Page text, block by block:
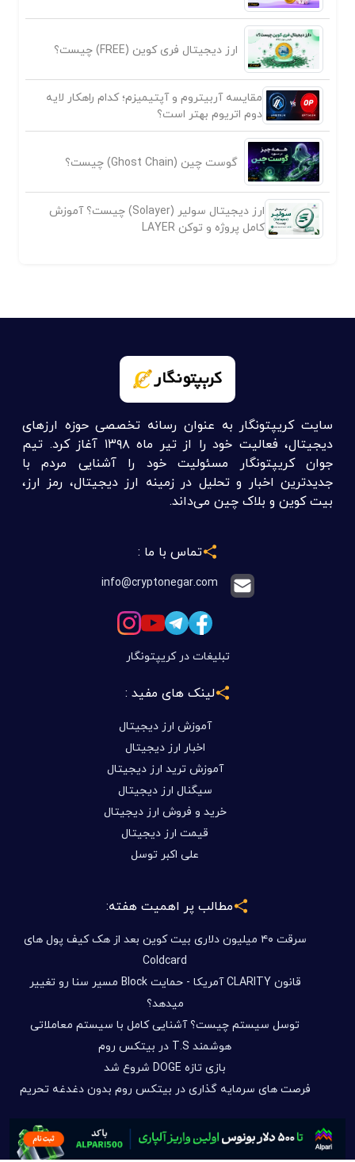
ارز دیجیتال فری کوین (FREE) چیست؟
مقایسه آربیتروم و آپتیمیزم؛ کدام راهکار لایه
دوم اتریوم بهتر است؟
گوست چین (Ghost Chain) چیست؟
ارز دیجیتال سولیر (Solayer) چیست؟ آموزش
کامل پروژه و توکن LAYER
سایت کریپتونگار به عنوان رسانه تخصصی حوزه ارزهای
دیجیتال، فعالیت خود را از تیر ماه ۱۳۹۸ آغاز کرد. تیم
جوان کریپتونگار مسئولیت خود را آشنایی مردم با
جدیدترین اخبار و تحلیل در زمینه ارز دیجیتال، رمز ارز،
بیت کوین و بلاک چین می‌داند.
تماس با ما :
info@cryptonegar.com
تبلیغات در کریپتونگار
لینک های مفید :
آموزش ارز دیجیتال
اخبار ارز دیجیتال
آموزش ترید ارز دیجیتال
سیگنال ارز دیجیتال
خرید و فروش ارز دیجیتال
قیمت ارز دیجیتال
علی اکبر توسل
مطالب پر اهمیت هفته:
سرقت ۴۰ میلیون دلاری بیت کوین بعد از هک کیف پول های
Coldcard
قانون CLARITY آمریکا - حمایت Block مسیر سنا رو تغییر
میدهد؟
توسل سیستم چیست؟ آشنایی کامل با سیستم معاملاتی
هوشمند T.S در بیتکس روم
بازی تازه DOGE شروع شد
فرصت های سرمایه گذاری در بیتکس روم بدون دغدغه تحریم